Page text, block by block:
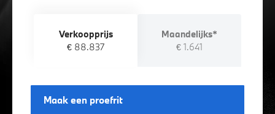
Verkoopprijs
€ 88.837
Maandelijks*
€ 1.641
Maak een proefrit